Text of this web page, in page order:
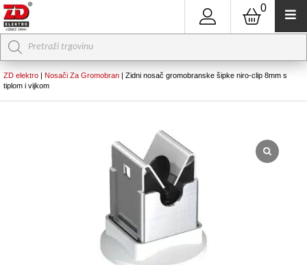
0
Products
search
ZD elektro | Nosači Za Gromobran | Zidni nosač gromobranske šipke niro-clip 8mm s
tiplom i vijkom